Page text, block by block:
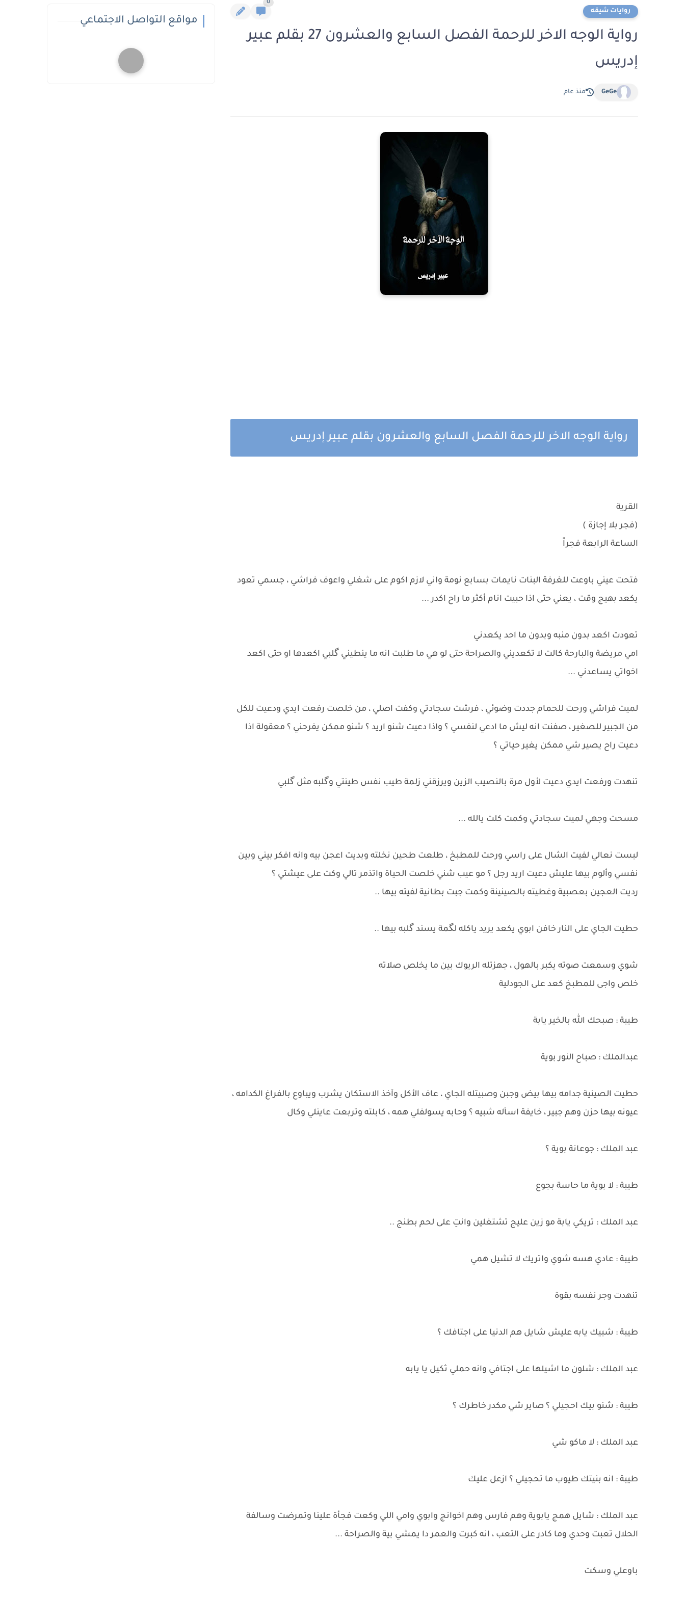
روايات شيقه
0
رواية الوجه الاخر للرحمة الفصل السابع والعشرون 27 بقلم عبير
إدريس
GeGe منذ عام
رواية الوجه الاخر للرحمة الفصل السابع والعشرون بقلم عبير إدريس
القرية
(فجر بلا إجازة )
الساعة الرابعة فجراً
فتحت عيني باوعت للغرفة البنات نايمات بسابع نومة واني لازم اكوم على شغلي واعوف فراشي ، جسمي تعود
يكعد بهيج وقت ، يعني حتى اذا حبيت انام أكثر ما راح اكدر ...
تعودت اكعد بدون منبه وبدون ما احد يكعدني
امي مريضة والبارحة كالت لا تكعديني والصراحة حتى لو هي ما طلبت انه ما ينطيني گلبي اكعدها او حتى اكعد
اخواتي يساعدني ...
لميت فراشي ورحت للحمام جددت وضوئي ، فرشت سجادتي وكفت اصلي ، من خلصت رفعت ايدي ودعيت للكل
من الجبير للصغير ، صفنت انه ليش ما ادعي لنفسي ؟ واذا دعيت شنو اريد ؟ شنو ممكن يفرحني ؟ معقولة اذا
دعيت راح يصير شي ممكن يغير حياتي ؟
تنهدت ورفعت ايدي دعيت لأول مرة بالنصيب الزين ويرزقني زلمة طيب نفس طينتي وگلبه مثل گلبي
مسحت وجهي لميت سجادتي وكمت كلت يالله ...
لبست نعالي لفيت الشال على راسي ورحت للمطبخ ، طلعت طحين نخلته وبديت اعجن بيه وانه افكر بيني وبين
نفسي وألوم بيها عليش دعيت اريد رجل ؟ مو عيب شني خلصت الحياة واتذمر تالي وكت على عيشتي ؟
رديت العجين بعصبية وغطيته بالصينينة وكمت جبت بطانية لفيته بيها ..
حطيت الجاي على النار خافن ابوي يكعد يريد ياكله لگمة يسند گلبه بيها ..
شوي وسمعت صوته يكبر بالهول ، جهزتله الريوك بين ما يخلص صلاته
خلص واجى للمطبخ كعد على الجودلية
طيبة : صبحك الله بالخير يابة
عبدالملك : صباح النور بوية
حطيت الصينية جدامه بيها بيض وجبن وصبيتله الجاي ، عاف الأكل وآخذ الاستكان يشرب ويباوع بالفراغ الكدامه ،
عيونه بيها حزن وهم جبير ، خايفة اسأله شبيه ؟ وحابه يسولفلي همه ، كابلته وتربعت عاينلي وكال
عبد الملك : جوعانة بوية ؟
طيبة : لا بوية ما حاسة بجوع
عبد الملك : تريكي يابة مو زين عليج تشتغلين وانتِ على لحم بطنج ..
طيبة : عادي هسه شوي واتريك لا تشيل همي
تنهدت وجر نفسه بقوة
طيبة : شبيك يابه عليش شايل هم الدنيا على اجتافك ؟
عبد الملك : شلون ما اشيلها على اجتافي وانه حملي ثكيل يا يابه
طيبة : شنو بيك احجيلي ؟ صاير شي مكدر خاطرك ؟
عبد الملك : لا ماكو شي
طيبة : انه بنيتك طيوب ما تحجيلي ؟ ازعل عليك
عبد الملك : شايل همج يابوية وهم فارس وهم اخوانج وابوي وامي اللي وكعت فجأة علينا وتمرضت وسالفة
الحلال تعبت وحدي وما كادر على التعب ، انه كبرت والعمر دا يمشي بية والصراحة ...
باوعلي وسكت
مواقع التواصل الاجتماعي